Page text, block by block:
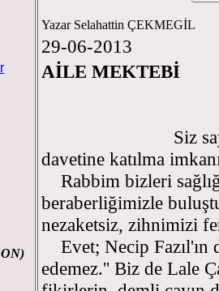
Yazar Selahattin ÇEKMEGİL
29-06-2013
AİLE MEKTEBİ
Siz
davetine katılma
Rabbim bizleri
beraberliğimizle
nezaketsiz, zihnimizi
Evet; Necip Fazıl'ın
edemez.'' Biz de Lale